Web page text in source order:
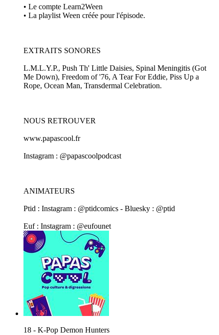
• Le compte Learn2Ween
• La playlist Ween créée pour l'épisode.
EXTRAITS SONORES
L.M.L.Y.P., Push Th' Little Daisies, Spinal Meningitis (Got
Me Down), Freedom of '76, A Tear For Eddie, Piss Up a
Rope, Ocean Man, Transdermal Celebration.
NOUS RETROUVER
www.papascool.fr
Instagram : @papascoolpodcast
ANIMATEURS
Ptid : Instagram : @ptidcomics - Bluesky : @ptid
Euf : Instagram : @eufounet
18 - K-Pop Demon Hunters